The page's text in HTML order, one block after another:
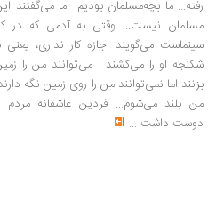
رفته... ما بچه‌مسلمان بودیم. اما می‌گفتند
مسلمان نیست... وقتی به آدمی که در
سینماست می‌گویند اجازه کار نداری، یعنی
شکنجه او را می‌کشند... می‌توانند من را
بزنند اما نمی‌توانند من را روی زمین نگه
من بلند می‌شوم... فردین عاشقانه مردم
دوست داشت ...